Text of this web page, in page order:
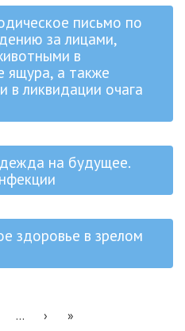
письмо по
за лицами,
в
ящура, а также
в ликвидации очага
на будущее.
здоровье в зрелом
... › »